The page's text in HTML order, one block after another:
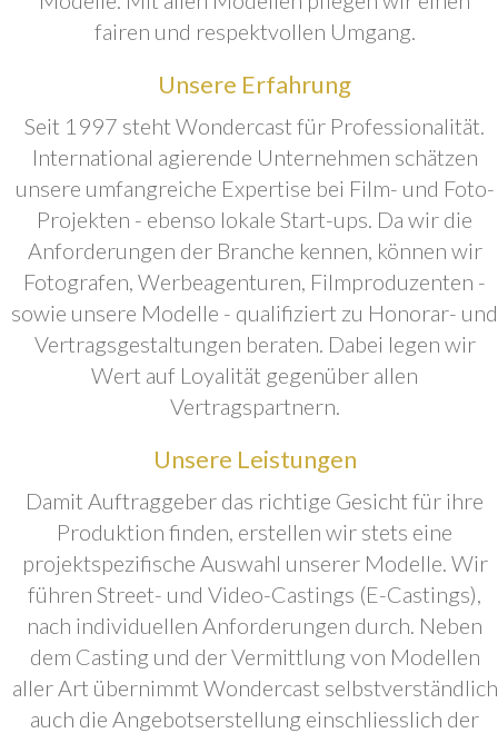
fairen und respektvollen Umgang.
Unsere Erfahrung
Seit 1997 steht Wondercast für Professionalität.
International agierende Unternehmen schätzen
unsere umfangreiche Expertise bei Film- und Foto-
Projekten - ebenso lokale Start-ups. Da wir die
Anforderungen der Branche kennen, können wir
Fotografen, Werbeagenturen, Filmproduzenten -
sowie unsere Modelle - qualifiziert zu Honorar- und
Vertragsgestaltungen beraten. Dabei legen wir
Wert auf Loyalität gegenüber allen
Vertragspartnern.
Unsere Leistungen
Damit Auftraggeber das richtige Gesicht für ihre
Produktion finden, erstellen wir stets eine
projektspezifische Auswahl unserer Modelle. Wir
führen Street- und Video-Castings (E-Castings),
nach individuellen Anforderungen durch. Neben
dem Casting und der Vermittlung von Modellen
aller Art übernimmt Wondercast selbstverständlich
auch die Angebotserstellung einschliesslich der